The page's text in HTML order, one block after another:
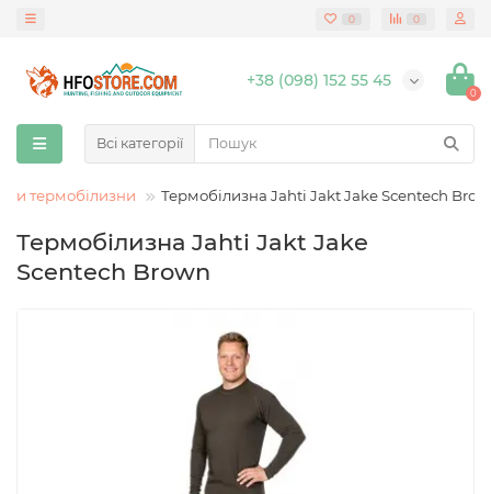
0 0
+38 (098) 152 55 45
0
Всі категорії
термобілизни Термобілизна Jahti Jakt Jake Scentech
Термобілизна Jahti Jakt Jake
Scentech Brown